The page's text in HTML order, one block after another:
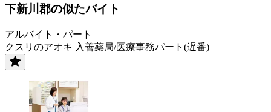
下新川郡の似たバイト
アルバイト・パート
クスリのアオキ 入善薬局/医療事務パート(遅番)